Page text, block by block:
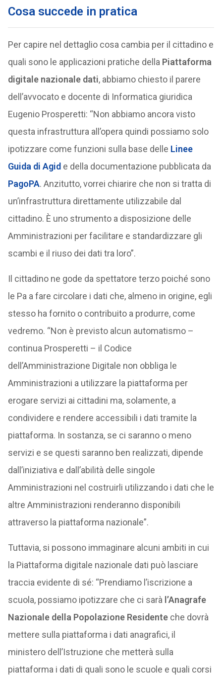
Cosa succede in pratica
Per capire nel dettaglio cosa cambia per il cittadino e
quali sono le applicazioni pratiche della Piattaforma
digitale nazionale dati, abbiamo chiesto il parere
dell’avvocato e docente di Informatica giuridica
Eugenio Prosperetti: “Non abbiamo ancora visto
questa infrastruttura all’opera quindi possiamo solo
ipotizzare come funzioni sulla base delle Linee
Guida di Agid e della documentazione pubblicata da
PagoPA. Anzitutto, vorrei chiarire che non si tratta di
un’infrastruttura direttamente utilizzabile dal
cittadino. È uno strumento a disposizione delle
Amministrazioni per facilitare e standardizzare gli
scambi e il riuso dei dati tra loro”.
Il cittadino ne gode da spettatore terzo poiché sono
le Pa a fare circolare i dati che, almeno in origine, egli
stesso ha fornito o contribuito a produrre, come
vedremo. “Non è previsto alcun automatismo –
continua Prosperetti – il Codice
dell’Amministrazione Digitale non obbliga le
Amministrazioni a utilizzare la piattaforma per
erogare servizi ai cittadini ma, solamente, a
condividere e rendere accessibili i dati tramite la
piattaforma. In sostanza, se ci saranno o meno
servizi e se questi saranno ben realizzati, dipende
dall’iniziativa e dall’abilità delle singole
Amministrazioni nel costruirli utilizzando i dati che le
altre Amministrazioni renderanno disponibili
attraverso la piattaforma nazionale”.
Tuttavia, si possono immaginare alcuni ambiti in cui
la Piattaforma digitale nazionale dati può lasciare
traccia evidente di sé: “Prendiamo l’iscrizione a
scuola, possiamo ipotizzare che ci sarà l’Anagrafe
Nazionale della Popolazione Residenteche dovrà
mettere sulla piattaforma i dati anagrafici, il
ministero dell’Istruzione che metterà sulla
piattaforma i dati di quali sono le scuole e quali corsi